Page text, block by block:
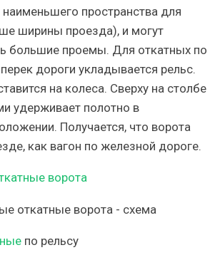
пространства для
ширины проезда), и могут
большие проемы. Для откатных по
дороги укладывается рельс.
на колеса. Сверху на столбе
удерживает полотно в
Получается, что ворота
как вагон по железной дороге.
ворота
по рельсу